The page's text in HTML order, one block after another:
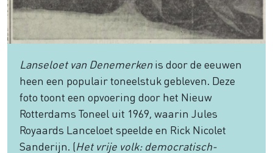
Lanseloet van Denemerkenis door de eeuwen
heen een populair toneelstuk gebleven. Deze
foto toont een opvoering door het Nieuw
Rotterdams Toneel uit 1969, waarin Jules
Royaards Lanceloet speelde en Rick Nicolet
Sanderijn. (Het vrĳe volk: democratisch-